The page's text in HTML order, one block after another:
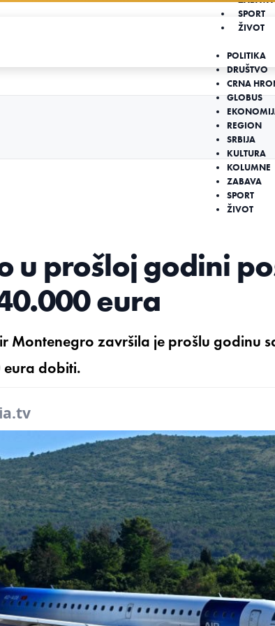
SPORT
ŽIVOT
POLITIKA
DRUŠTVO
CRNA
GLOBUS
REGION
SRBIJA
KULTURA
KOLUMNE
ZABAVA
SPORT
ŽIVOT
u prošloj godini
eura
Montenegro završila je prošlu godinu
eura dobiti.